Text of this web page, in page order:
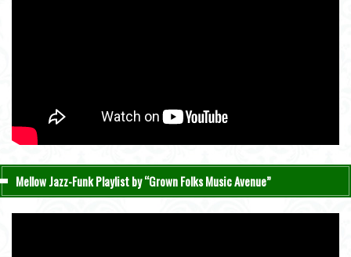
Mellow Jazz-Funk Playlist by “Grown Folks Music Avenue”